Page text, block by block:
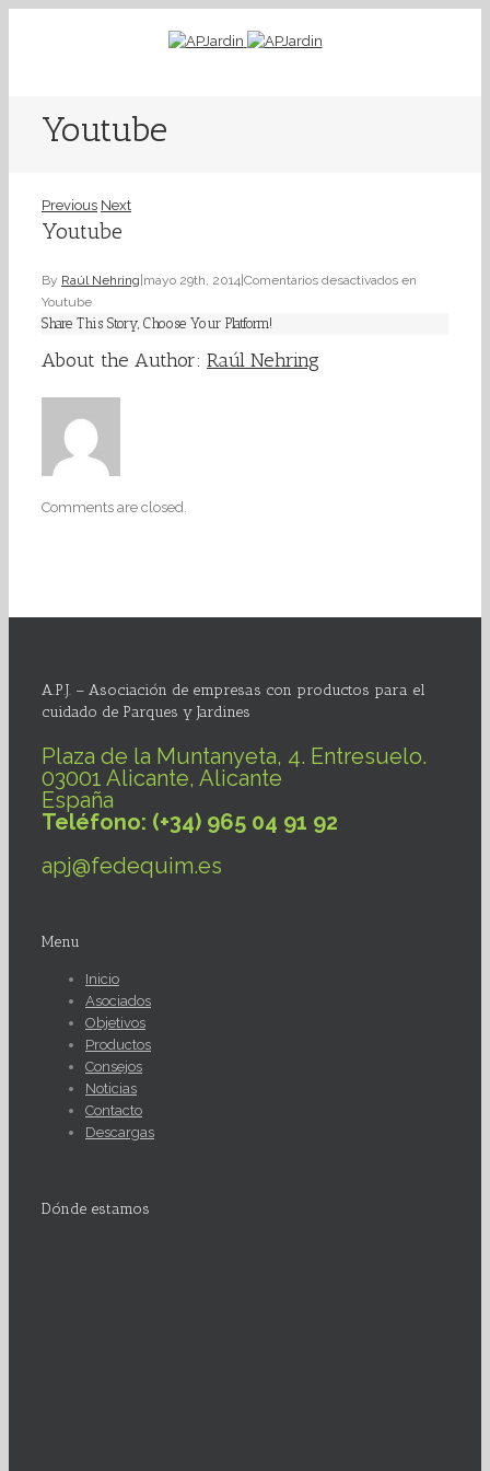
Youtube
Previous Next
Youtube
By Raúl Nehring mayo 29th, 2014 Comentarios desactivados en
Youtube
Share This Story, Choose Your Platform!
About the Author: Raúl Nehring
Comments are closed.
A.P.J. – Asociación de empresas con productos para el
cuidado de Parques y Jardines
Plaza de la Muntanyeta, 4. Entresuelo.
03001 Alicante, Alicante
España
Teléfono: (+34) 965 04 91 92
apj@fedequim.es
Menu
Inicio
Asociados
Objetivos
Productos
Consejos
Noticias
Contacto
Descargas
Dónde estamos